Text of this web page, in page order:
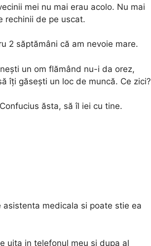
mei nu mai erau acolo. Nu mai
rechinii de pe uscat.
2 săptămâni că am nevoie mare.
un om flămând nu-i da orez,
îți găsești un loc de muncă. Ce zici?
ăsta, să îl iei cu tine.
medicala si poate stie ea
uita in telefonul meu si dupa al